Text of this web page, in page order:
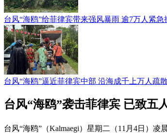
台风“海鸥”给菲律宾带来强风暴雨 逾7万人紧急
台风“海鸥”逼近菲律宾中部 沿海成千上万人疏散
台风“海鸥”袭击菲律宾 已致五
台风“海鸥”（Kalmaegi）星期二（11月4日）